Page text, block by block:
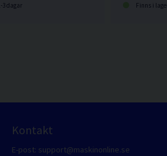
3 dagar Finns i
Kontakt
E-post: support@maskinonline.se